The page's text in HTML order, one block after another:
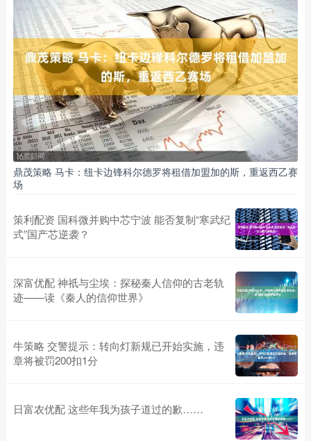
鼎茂策略 马卡：纽卡边锋科尔德罗将租借加盟加的斯，重返西乙赛
场
策利配资 国科微并购中芯宁波 能否复制“寒武纪
式”国产芯逆袭？
深富优配 神祇与尘埃：探秘秦人信仰的古老轨
迹——读《秦人的信仰世界》
牛策略 交警提示：转向灯新规已开始实施，违
章将被罚200扣1分
日富农优配 这些年我为孩子道过的歉……